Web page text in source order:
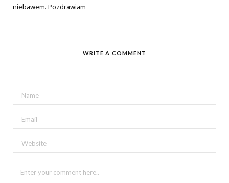
niebawem. Pozdrawiam
WRITE A COMMENT